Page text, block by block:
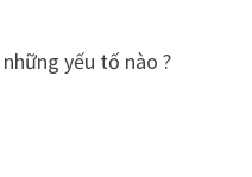
yếu tố nào ?